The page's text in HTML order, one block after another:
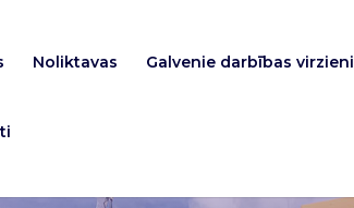
Noliktavas Galvenie darbības virzieni